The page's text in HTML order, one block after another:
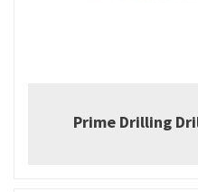
Prime Drilling